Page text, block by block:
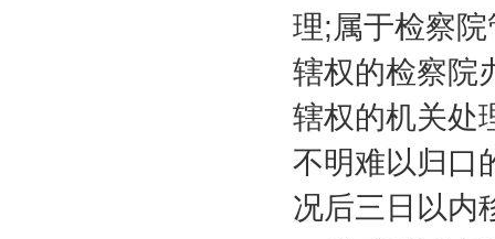
理;属于检察
辖权的检察院
辖权的机关处
不明难以归口
况后三日以内